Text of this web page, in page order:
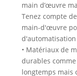
main d’œuvre
Tenez compte
main-d'œuvre
• Matériaux de
durables
longtemps mais